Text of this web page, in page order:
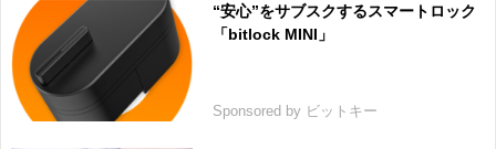
“安心”をサブスクするスマートロック
「bitlock MINI」
Sponsored by ビットキー